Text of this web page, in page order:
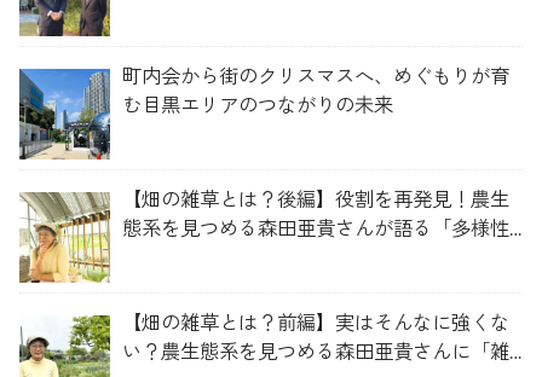
町内会から街のクリスマスへ、めぐもりが育
む目黒エリアのつながりの未来
【畑の雑草とは？後編】役割を再発見！農生
態系を見つめる森田亜貴さんが語る「多様性
【畑の雑草とは？前編】実はそんなに強くな
い？農生態系を見つめる森田亜貴さんに「雑